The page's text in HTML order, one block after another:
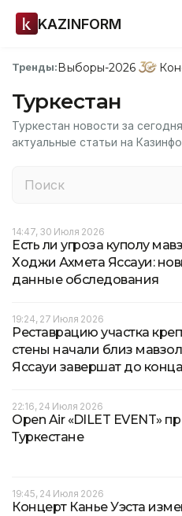
KAZINFORM
Тренды:Выборы-2026
Туркестан
Туркестан новости за
актуальные статьи на
14:47, 30 Июля 2026
Есть ли угроза куполу
Ходжи Ахмета Яссауи:
данные обследования
19:24, 27 Июля 2026
Реставрацию участка
стены начали близ
Яссауи завершат до
22:16, 24 Июля 2026
Open Air «ӘDILET EVENT»
Туркестане
19:45, 24 Июля 2026
Концерт Канье Уэста